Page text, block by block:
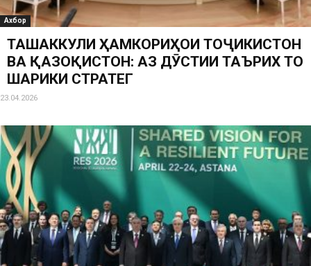
Ахбор
ТАШАККУЛИ ҲАМКОРИҲОИ ТОҶИКИСТОН
ВА ҚАЗОҚИСТОН: АЗ ДӮСТИИ ТАЪРИХӢ ТО
ШАРИКИ СТРАТЕГӢ
23.04.2026